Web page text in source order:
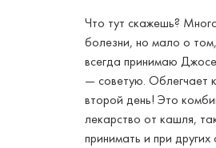
Что тут скажешь?
болезни, но мало о
всегда принимаю
— советую. Облегчает
второй день! Это
лекарство от кашля,
принимать и при других